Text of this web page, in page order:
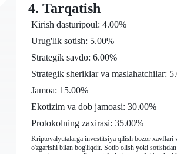
4. Tarqatish
Kirish dasturipoul: 4.00%
Urug'lik sotish: 5.00%
Strategik savdo: 6.00%
Strategik sheriklar va maslahatchilar:
Jamoa: 15.00%
Ekotizim va dob jamoasi: 30.00%
Protokolning zaxirasi: 35.00%
Kriptovalyutalarga investitsiya qilish bozor xavflari
o'zgarishi bilan bog'liqdir. Sotib olish yoki